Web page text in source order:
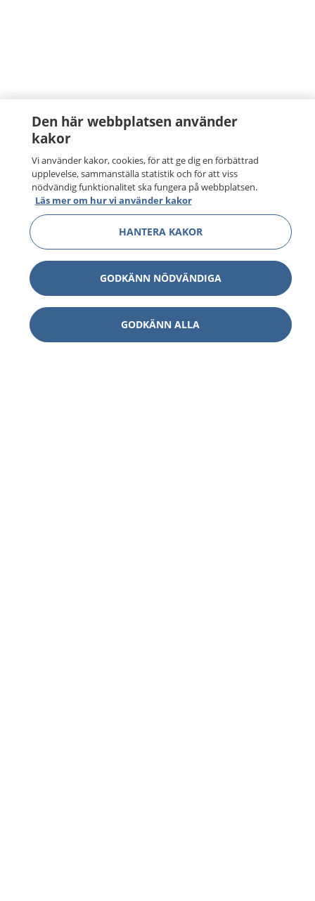
Den här webbplatsen använder
kakor
Vi använder kakor, cookies, för att ge dig en förbättrad
upplevelse, sammanställa statistik och för att viss
nödvändig funktionalitet ska fungera på webbplatsen.
Läs mer om hur vi använder kakor
HANTERA KAKOR
GODKÄNN NÖDVÄNDIGA
GODKÄNN ALLA